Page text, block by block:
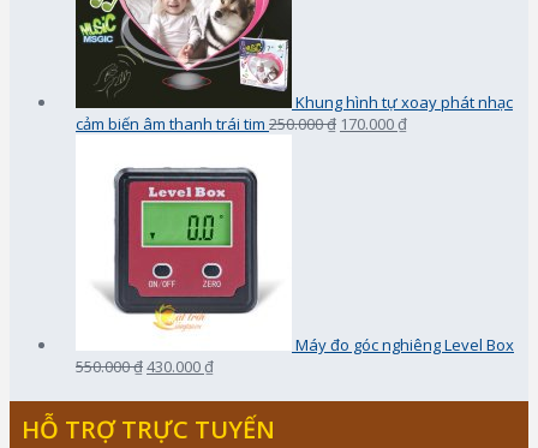
Khung hình tự xoay phát nhạc
cảm biến âm thanh trái tim 250.000 ₫ 170.000 ₫
Máy đo góc nghiêng Level Box
550.000 ₫430.000 ₫
HỖ TRỢ TRỰC TUYẾN